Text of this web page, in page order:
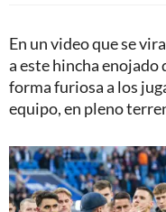
En un video que se
a este hincha
forma furiosa a los
equipo, en pleno